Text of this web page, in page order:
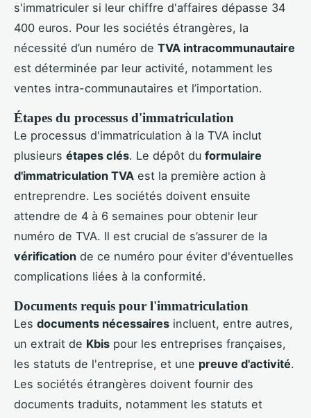
s'immatriculer si leur chiffre d'affaires dépasse 34
400 euros. Pour les sociétés étrangères, la
nécessité d’un numéro de TVA intracommunautaire
est déterminée par leur activité, notamment les
ventes intra-communautaires et l’importation.
Étapes du processus d'immatriculation
Le processus d'immatriculation à la TVA inclut
plusieurs étapes clés. Le dépôt du formulaire
d'immatriculation TVA est la première action à
entreprendre. Les sociétés doivent ensuite
attendre de 4 à 6 semaines pour obtenir leur
numéro de TVA. Il est crucial de s’assurer de la
vérification de ce numéro pour éviter d'éventuelles
complications liées à la conformité.
Documents requis pour l'immatriculation
Les documents nécessaires incluent, entre autres,
un extrait de Kbis pour les entreprises françaises,
les statuts de l'entreprise, et une preuve d'activité.
Les sociétés étrangères doivent fournir des
documents traduits, notamment les statuts et